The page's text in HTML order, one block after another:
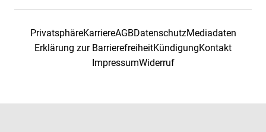
PrivatsphäreKarriereAGBDatenschutzMediadaten
Erklärung zur BarrierefreiheitKündigungKontakt
ImpressumWiderruf